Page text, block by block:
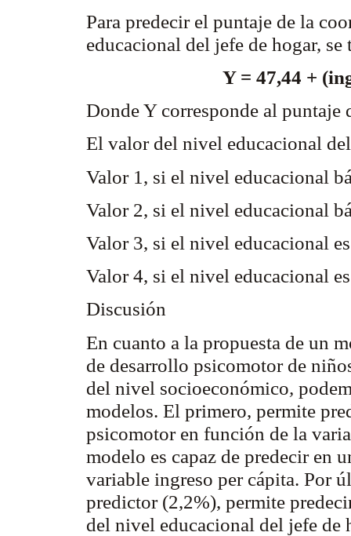
Para predecir el puntaje de la
educacional del jefe de hogar,
Y = 47,44 +
Donde Y corresponde al
El valor del nivel educacional
Valor 1, si el nivel educacional
Valor 2, si el nivel educacional
Valor 3, si el nivel educacional
Valor 4, si el nivel educacional
Discusión
En cuanto a la propuesta de un
de desarrollo psicomotor de
del nivel socioeconómico,
modelos. El primero, permite
psicomotor en función de la
modelo es capaz de predecir en
variable ingreso per cápita. Por
predictor(2,2%), permite
del nivel educacional del jefe de